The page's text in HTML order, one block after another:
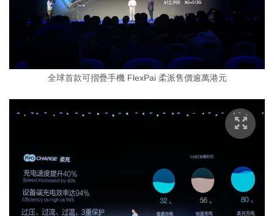
全球首款可摺疊手機 FlexPai 柔派售價逾萬港元